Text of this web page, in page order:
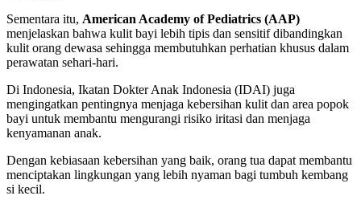
Sementara itu, American Academy of Pediatrics (AAP)
menjelaskan bahwa kulit bayi lebih tipis dan sensitif dibandingkan
kulit orang dewasa sehingga membutuhkan perhatian khusus dalam
perawatan sehari-hari.
Di Indonesia, Ikatan Dokter Anak Indonesia (IDAI) juga
mengingatkan pentingnya menjaga kebersihan kulit dan area popok
bayi untuk membantu mengurangi risiko iritasi dan menjaga
kenyamanan anak.
Dengan kebiasaan kebersihan yang baik, orang tua dapat membantu
menciptakan lingkungan yang lebih nyaman bagi tumbuh kembang
si kecil.